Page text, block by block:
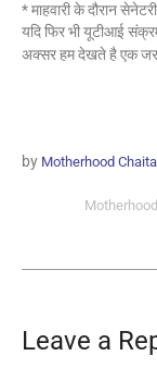
* माहवारी के दौरान
यदि फिर भी यूटीआई
अक्सर हम देखते है एक जरा
by Motherhood
Leave a